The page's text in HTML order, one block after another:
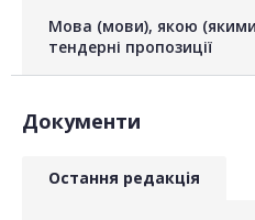
Мова (мови), якою
тендерні пропозиції
Документи
Остання редакція